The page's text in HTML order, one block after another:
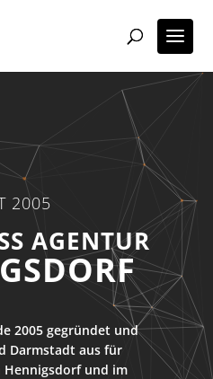
2005
AGENTUR
2005 gegründet und
Darmstadt aus für
Hennigsdorf und im